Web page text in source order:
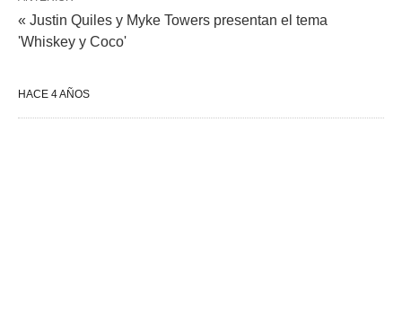
« Justin Quiles y Myke Towers presentan el tema
'Whiskey y Coco'
HACE 4 AÑOS